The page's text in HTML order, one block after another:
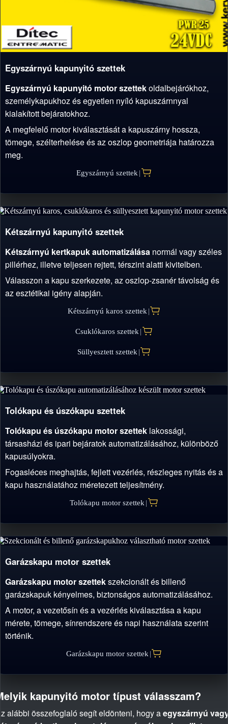
Egyszárnyú kapunyitó szettek
Egyszárnyú kapunyitó motor szettekoldalbejárókhoz,
személykapukhoz és egyetlen nyíló kapuszárnnyal
kialakított bejáratokhoz.
A megfelelő motor kiválasztását a kapuszárny hossza,
tömege, szélterhelése és az oszlop geometriája határozza
meg.
Egyszárnyú szettek |
Kétszárnyú kapunyitó szettek
Kétszárnyú kertkapuk automatizálása normál vagy széles
pillérhez, illetve teljesen rejtett, térszint alatti kivitelben.
Válasszon a kapu szerkezete, az oszlop-zsanér távolság és
az esztétikai igény alapján.
Kétszárnyú karos szettek |
Csuklókaros szettek |
Süllyesztett szettek |
Tolókapu és úszókapu szettek
Tolókapu és úszókapu motor szettek lakossági,
társasházi és ipari bejáratok automatizálásához, különböző
kapusúlyokra.
Fogasléces meghajtás, fejlett vezérlés, részleges nyitás és a
kapu használatához méretezett teljesítmény.
Tolókapu motor szettek |
Garázskapu motor szettek
Garázskapu motor szettekszekcionált és billenő
garázskapuk kényelmes, biztonságos automatizálásához.
A motor, a vezetősín és a vezérlés kiválasztása a kapu
mérete, tömege, sínrendszere és napi használata szerint
történik.
Garázskapu motor szettek |
kapunyitó motor típust válasszam?
alábbi összefoglaló segít eldönteni, hogy aegyszárnyú